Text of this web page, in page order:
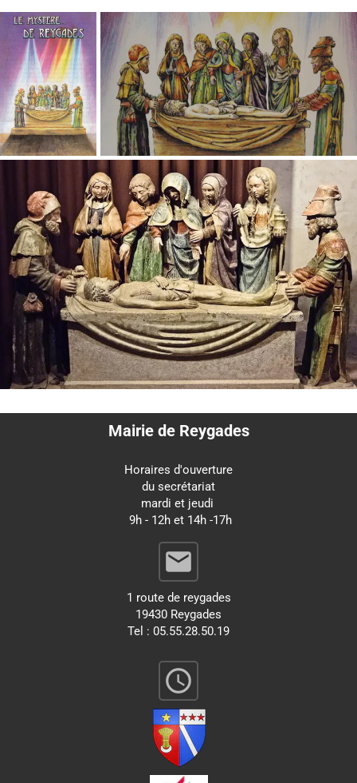
Mairie de Reygades
Horaires d'ouverture
du secrétariat
mardi et jeudi
9h - 12h et 14h -17h
email
1 route de reygades
19430 Reygades
Tel : 05.55.28.50.19
query_builder